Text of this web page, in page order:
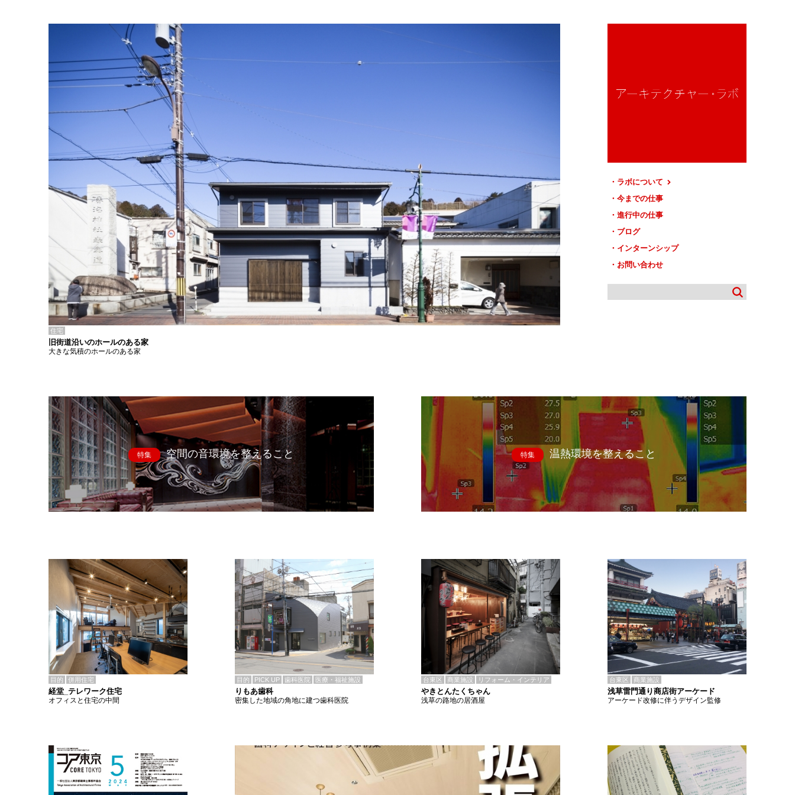
ラボについて
今までの仕事
進行中の仕事
ブログ
インターンシップ
お問い合わせ
住宅
旧街道沿いのホールのある家
大きな気積のホールのある家
特集 空間の音環境を整えること 特集 温熱環境を整えること
目的 併用住宅
経堂_テレワーク住宅
オフィスと住宅の中間
目的 PICK UP 歯科医院 医療・福祉施設
りもあ歯科
密集した地域の角地に建つ歯科医院
台東区 商業施設 リフォーム・インテリア
やきとんたくちゃん
浅草の路地の居酒屋
台東区 商業施設
浅草雷門通り商店街アーケード
アーケード改修に伴うデザイン監修